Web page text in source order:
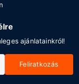
ajánlatainkról!
Feliratkozás